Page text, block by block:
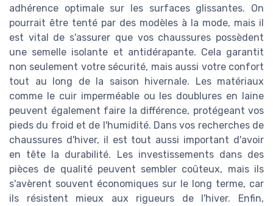
adhérence optimale sur les surfaces glissantes. On
pourrait être tenté par des modèles à la mode, mais il
est vital de s'assurer que vos chaussures possèdent
une semelle isolante et antidérapante. Cela garantit
non seulement votre sécurité, mais aussi votre confort
tout au long de la saison hivernale. Les matériaux
comme le cuir imperméable ou les doublures en laine
peuvent également faire la différence, protégeant vos
pieds du froid et de l'humidité. Dans vos recherches de
chaussures d'hiver, il est tout aussi important d'avoir
en tête la durabilité. Les investissements dans des
pièces de qualité peuvent sembler coûteux, mais ils
s'avèrent souvent économiques sur le long terme, car
ils résistent mieux aux rigueurs de l'hiver. Enfin,